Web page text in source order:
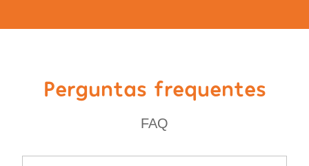
Perguntas frequentes
FAQ